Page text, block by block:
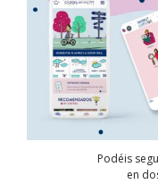
Podéis
en